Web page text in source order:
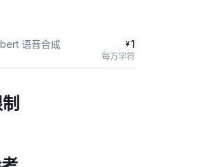
语音合成 ¥1
每万字符